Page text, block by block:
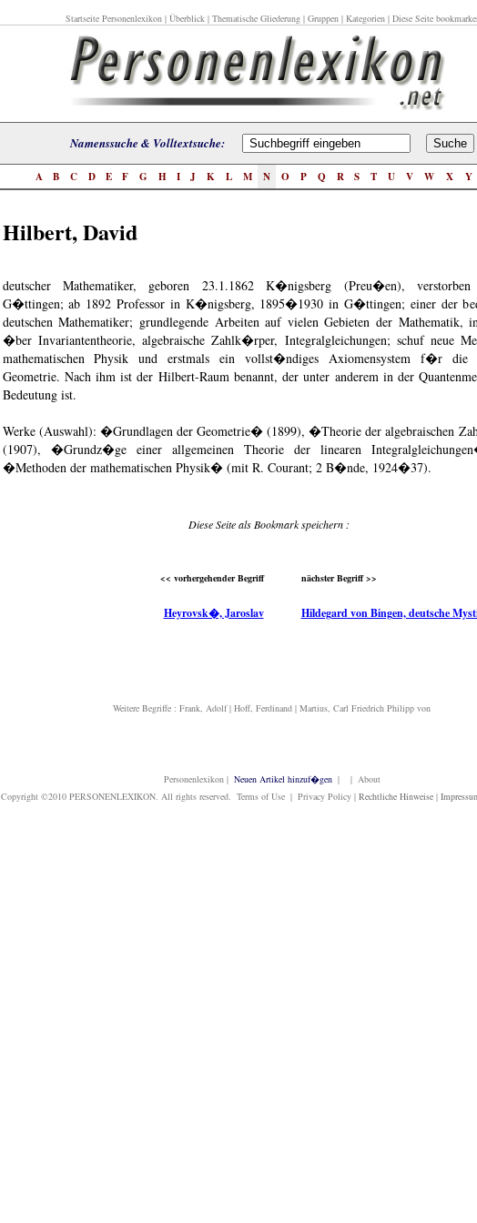
Startseite Personenlexikon| Überblick| Thematische Gliederung| Gruppen| Kategorien| Diese Seite
Namenssuche & Volltextsuche:
A B C D E F G H I J K L M N O P Q R S T U V W X Y
Hilbert, David
deutscher Mathematiker, geboren 23.1.1862 K�nigsberg (Preu�en), verstorben
G�ttingen; ab 1892 Professor in K�nigsberg, 1895�1930 in G�ttingen; einer der
deutschen Mathematiker; grundlegende Arbeiten auf vielen Gebieten der Mathematik,
�ber Invariantentheorie, algebraische Zahlk�rper, Integralgleichungen; schuf neue
mathematischen Physik und erstmals ein vollst�ndiges Axiomensystem f�r die
Geometrie. Nach ihm ist der Hilbert-Raum benannt, der unter anderem in der
Bedeutung ist.
Werke (Auswahl): �Grundlagen der Geometrie� (1899), �Theorie der algebraischen
(1907), �Grundz�ge einer allgemeinen Theorie der linearen
�Methoden der mathematischen Physik� (mit R. Courant; 2 B�nde, 1924�37).
Diese Seite als Bookmark speichern :
<< vorhergehender Begriff nächster Begriff >>
Heyrovsk�, Jaroslav Hildegard von Bingen, deutsche
Weitere Begriffe : Frank, Adolf| Hoff, Ferdinand | Martius, Carl Friedrich Philipp von
Personenlexikon| Neuen Artikel hinzuf�gen | | About
Copyright ©2010 PERSONENLEXIKON. All rights reserved. Terms of Use | Privacy Policy | Rechtliche Hinweise |